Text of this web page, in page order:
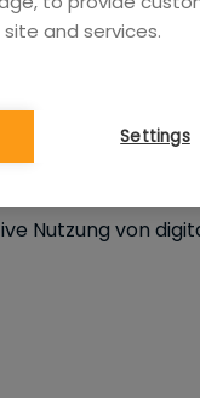
bewirken Sie
Nutzung von
and services.
Settings